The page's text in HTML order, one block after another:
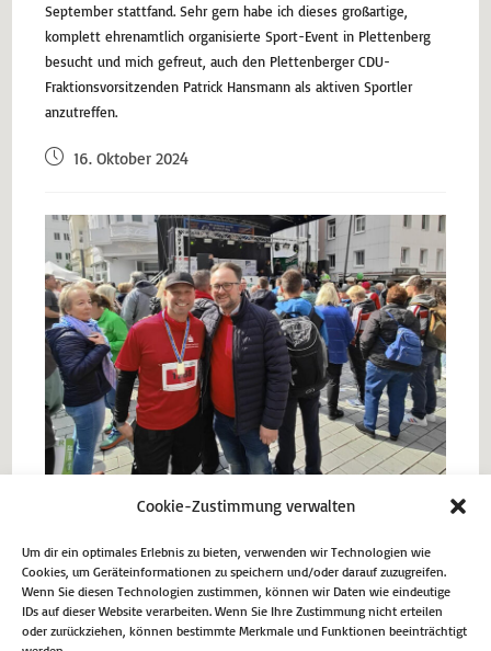
Cookie-Zustimmung verwalten
Um dir ein optimales Erlebnis zu bieten, verwenden wir Technologien wie
Cookies, um Geräteinformationen zu speichern und/oder darauf zuzugreifen.
Wenn Sie diesen Technologien zustimmen, können wir Daten wie eindeutige
IDs auf dieser Website verarbeiten. Wenn Sie Ihre Zustimmung nicht erteilen
oder zurückziehen, können bestimmte Merkmale und Funktionen beeinträchtigt
September stattfand. Sehr gern habe ich dieses großartige,
komplett ehrenamtlich organisierte Sport-Event in Plettenberg
besucht und mich gefreut, auch den Plettenberger CDU-
Fraktionsvorsitzenden Patrick Hansmann als aktiven Sportler
anzutreffen.
16. Oktober 2024
Vorheriger Beitrag
Landtag gedenkt der Opfer des Hamas-Terroraktes